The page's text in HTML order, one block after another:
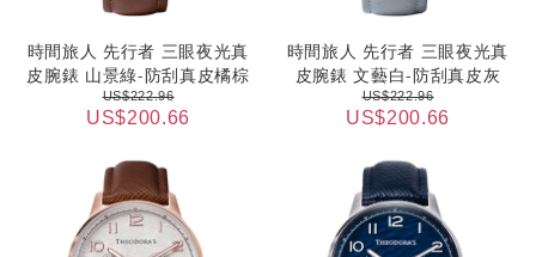
時間旅人 先行者 三眼夜光真
皮腕錶 山景綠-防刮真皮橘棕
US$222.96
US$200.66
時間旅人 先行者 三眼夜光真
皮腕錶 文藝白-防刮真皮灰
US$222.96
US$200.66